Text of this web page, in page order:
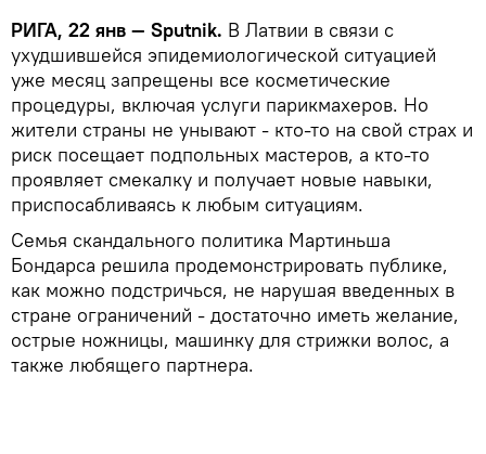
РИГА, 22 янв — Sputnik. В Латвии в связи с
ухудшившейся эпидемиологической ситуацией
уже месяц запрещены все косметические
процедуры, включая услуги парикмахеров. Но
жители страны не унывают - кто-то на свой страх и
риск посещает подпольных мастеров, а кто-то
проявляет смекалку и получает новые навыки,
приспосабливаясь к любым ситуациям.
Семья скандального политика Мартиньша
Бондарса решила продемонстрировать публике,
как можно подстричься, не нарушая введенных в
стране ограничений - достаточно иметь желание,
острые ножницы, машинку для стрижки волос, а
также любящего партнера.